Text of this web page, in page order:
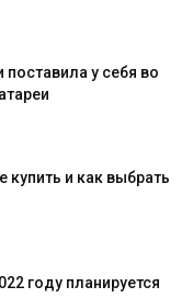
у себя во
купить и как выбрать
году планируется